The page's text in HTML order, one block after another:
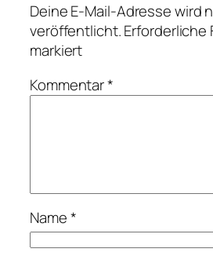
Deine E-Mail-Adresse wird
veröffentlicht.Erforderliche
markiert
Kommentar*
Name*